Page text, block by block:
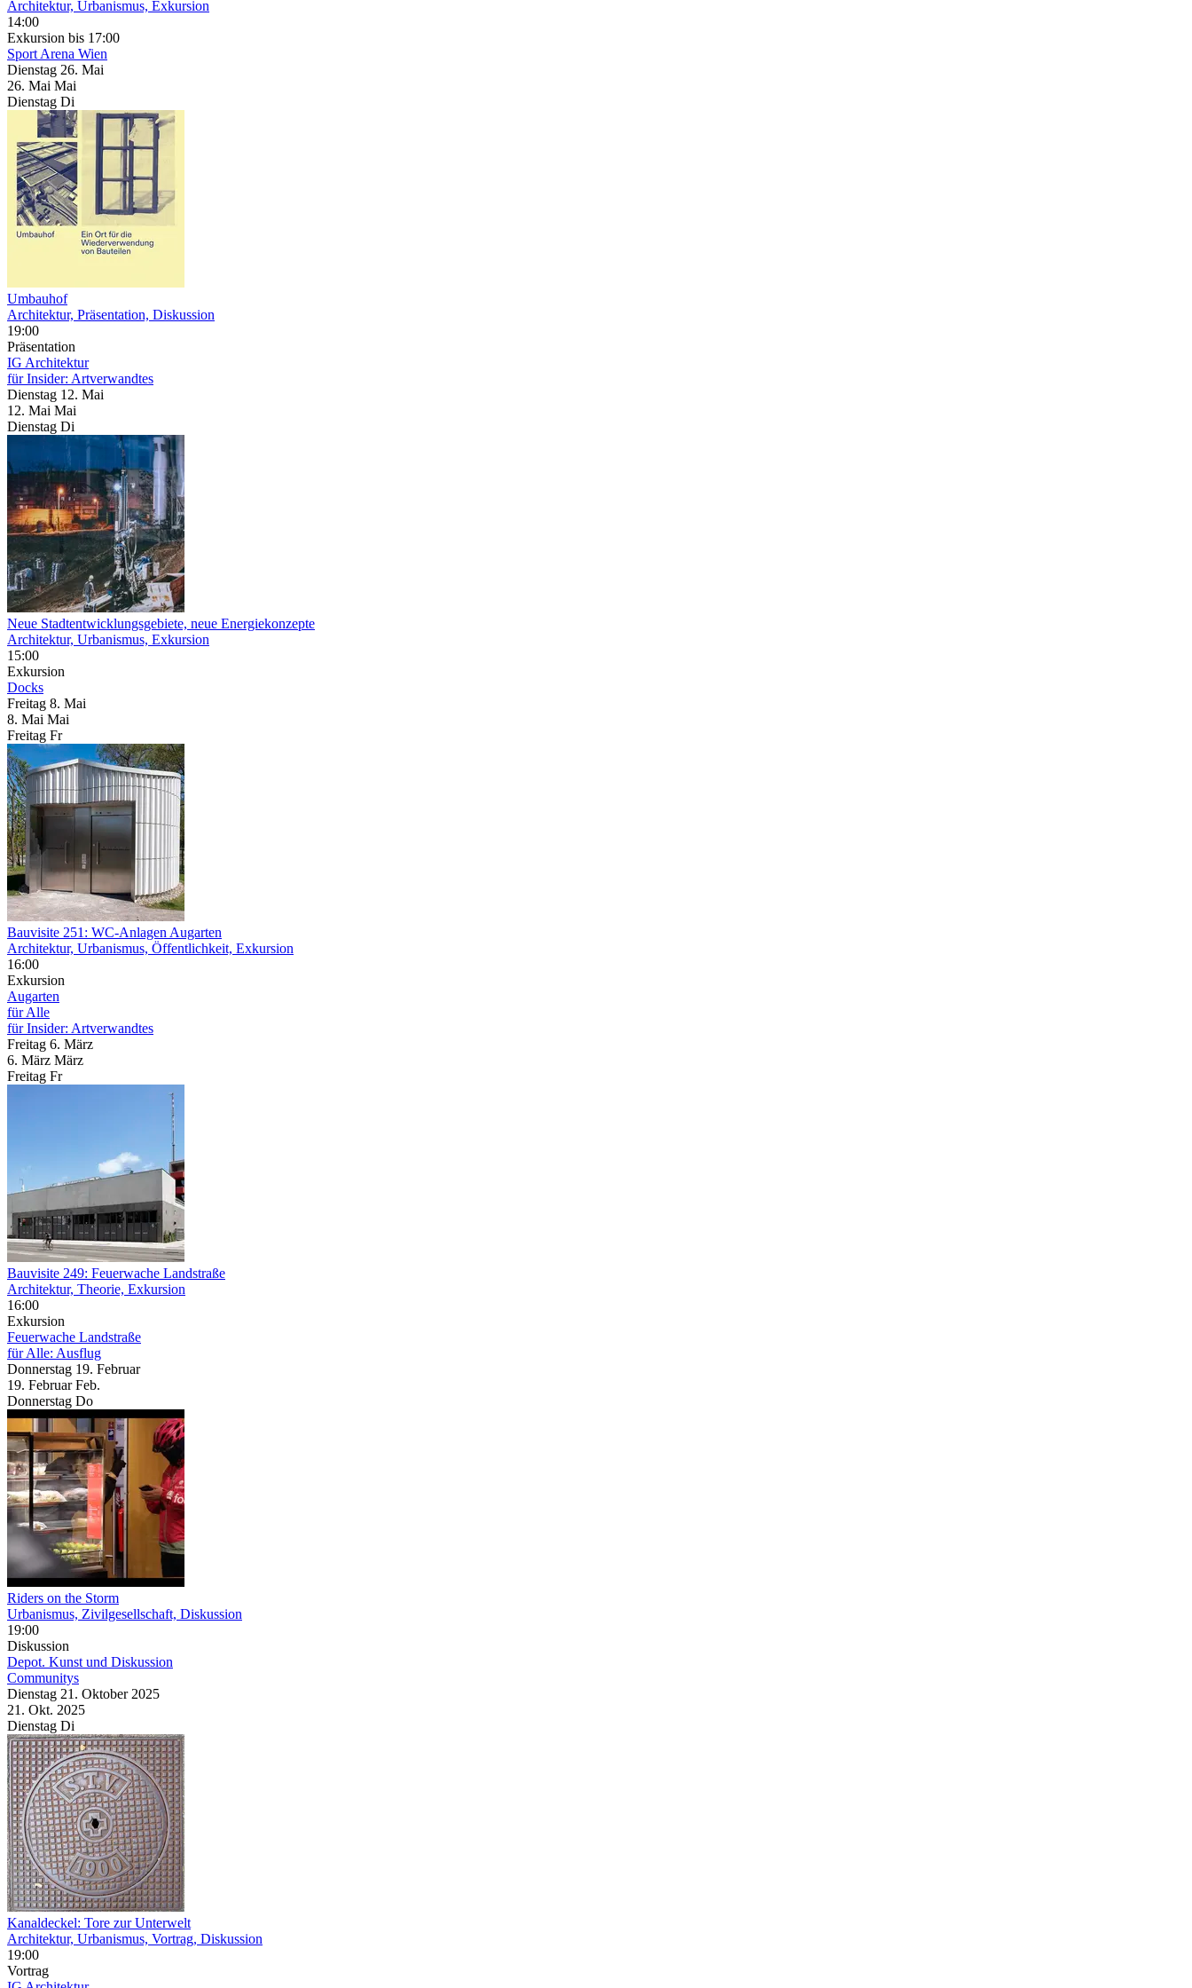
Architektur, Urbanismus, Exkursion
14:00
Exkursion bis 17:00
Sport Arena Wien
Dienstag 26. Mai
26. Mai Mai
Dienstag Di
Umbauhof
Architektur, Präsentation, Diskussion
19:00
Präsentation
IG Architektur
für Insider: Artverwandtes
Dienstag 12. Mai
12. Mai Mai
Dienstag Di
Neue Stadtentwicklungsgebiete, neue Energiekonzepte
Architektur, Urbanismus, Exkursion
15:00
Exkursion
Docks
Freitag 8. Mai
8. Mai Mai
Freitag Fr
Bauvisite 251: WC-Anlagen Augarten
Architektur, Urbanismus, Öffentlichkeit, Exkursion
16:00
Exkursion
Augarten
für Alle
für Insider: Artverwandtes
Freitag 6. März
6. März März
Freitag Fr
Bauvisite 249: Feuerwache Landstraße
Architektur, Theorie, Exkursion
16:00
Exkursion
Feuerwache Landstraße
für Alle: Ausflug
Donnerstag 19. Februar
19. Februar Feb.
Donnerstag Do
Riders on the Storm
Urbanismus, Zivilgesellschaft, Diskussion
19:00
Diskussion
Depot. Kunst und Diskussion
Communitys
Dienstag 21. Oktober 2025
21. Okt. 2025
Dienstag Di
Kanaldeckel: Tore zur Unterwelt
Architektur, Urbanismus, Vortrag, Diskussion
19:00
Vortrag